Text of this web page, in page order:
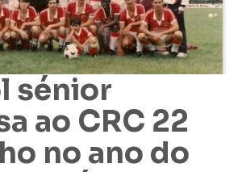
sénior
ao CRC 22
no ano do